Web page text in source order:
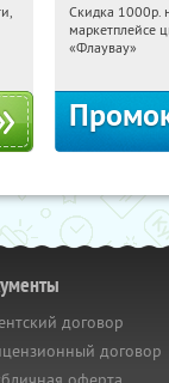
22:31:47
Россия
Скидка 1000р.
маркетплейсе
«Флаувау»
договор
договор